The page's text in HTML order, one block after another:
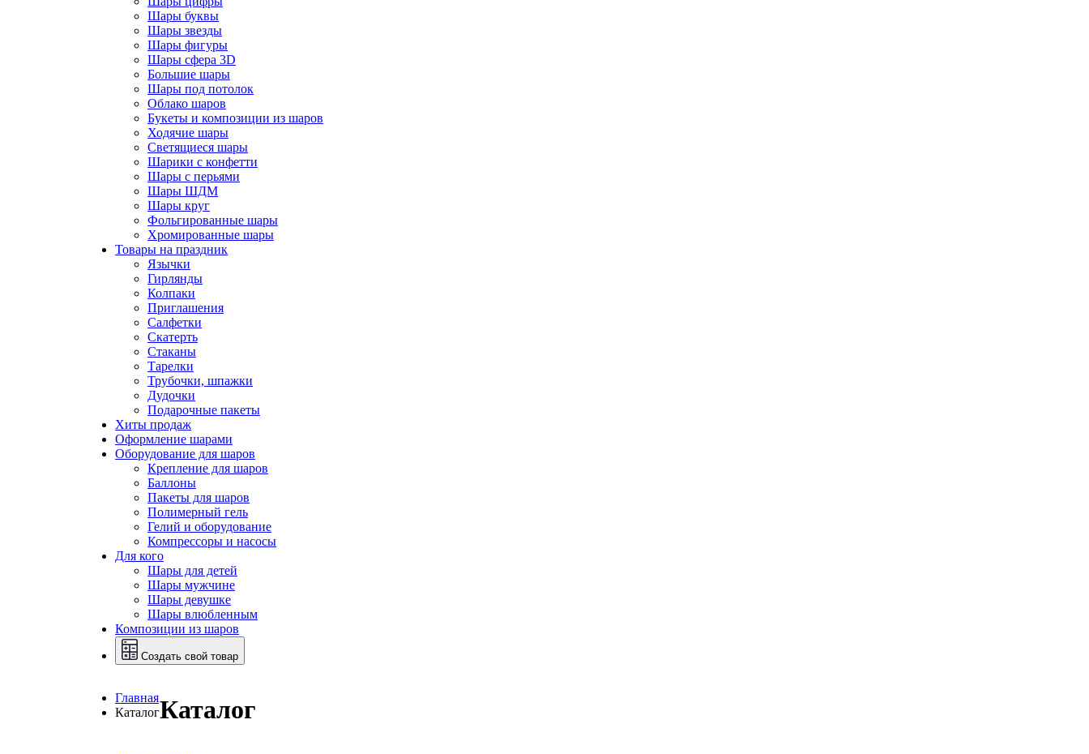
Шары буквы
Шары звезды
Шары фигуры
Шары сфера 3D
Большие шары
Шары под потолок
Облако шаров
Букеты и композиции из шаров
Ходячие шары
Светящиеся шары
Шарики с конфетти
Шары с перьями
Шары ШДМ
Шары круг
Фольгированные шары
Хромированные шары
Товары на праздник
Язычки
Гирлянды
Колпаки
Приглашения
Салфетки
Скатерть
Стаканы
Тарелки
Трубочки, шпажки
Дудочки
Подарочные пакеты
Хиты продаж
Оформление шарами
Оборудование для шаров
Крепление для шаров
Баллоны
Пакеты для шаров
Полимерный гель
Гелий и оборудование
Компрессоры и насосы
Для кого
Шары для детей
Шары мужчине
Шары девушке
Шары влюбленным
Композиции из шаров
Создать свой товар
Главная
КаталогКаталог